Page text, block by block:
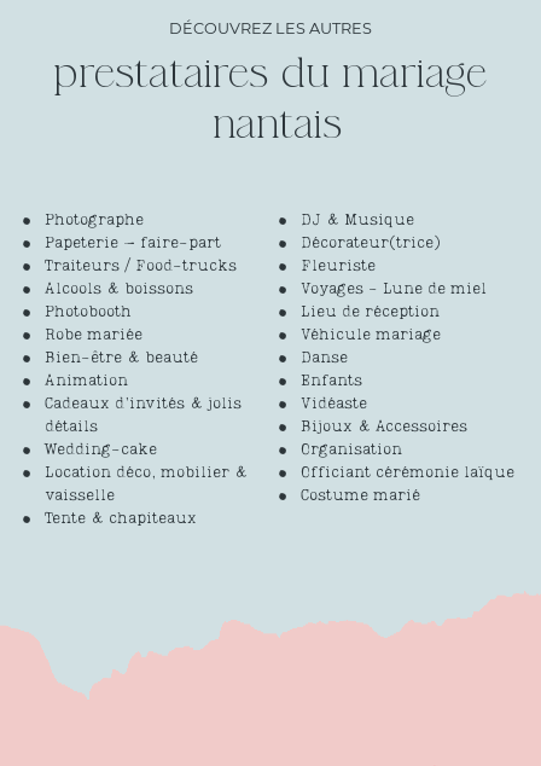
DÉCOUVREZ LES AUTRES
prestataires du mariage
Photographe
Papeterie – faire-part
Traiteurs / Food-trucks
Alcools & boissons
Photobooth
Robe mariée
Bien-être & beauté
Animation
Cadeaux d’invités & jolis
détails
Wedding-cake
Location déco, mobilier &
vaisselle
Tente & chapiteaux
DJ & Musique
Décorateur(trice)
Fleuriste
Voyages - Lune de miel
Lieu de réception
Véhicule mariage
Danse
Enfants
Vidéaste
Bijoux & Accessoires
Organisation
Officiant cérémonie laïque
Costume marié